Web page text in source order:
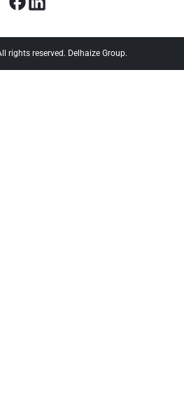
rights reserved. Delhaize Group.